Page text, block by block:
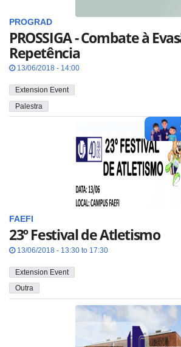
PROGRAD
PROSSIGA - Combate à
Repetência
13/06/2018 - 14:00
Extension Event
Palestra
FAEFI
23º Festival de Atletismo
13/06/2018 - 13:30 to 17:30
Extension Event
Outra